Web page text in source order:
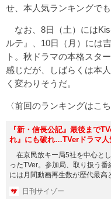
せ、本人気ランキングで
なお、8日（土）には
ルテ』、10日（月）には
ト。秋ドラマの本格スタ
感じだが、しばらくは本
く変わりそうだ。
〈前回のランキングはこち
『新・信長公記』最後まで
れ』にも破れ…TVerドラマ人
在京民放キー局5社を中心と
ったTVer。参加局、取り扱う番
には月間動画再生数が歴代最高
日刊サイゾー